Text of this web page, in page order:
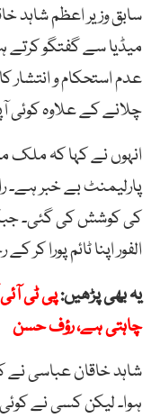
سابق وزیر اعظم
میڈیا سے گفتگو
عدم استحکام و
چلانے کے علاوہ کوئی
انہوں نے کہا کہ ملک
پارلیمنٹ بے خبر ہے۔
کی کوشش کی گئی۔
الفور اپنا ٹائم پورا
یہ بھی پڑھیں:پی ٹی
چاہتی ہے، رؤف حسن
شاہد خاقان عباسی نے
ہوا۔ لیکن کسی نے